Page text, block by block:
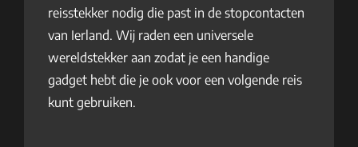
reisstekker nodig die past in de stopcontacten
van Ierland. Wij raden een universele
wereldstekker aan zodat je een handige
gadget hebt die je ook voor een volgende reis
kunt gebruiken.